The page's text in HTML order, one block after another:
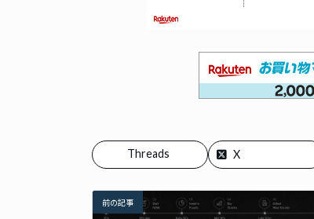
X
Threads
前の記事